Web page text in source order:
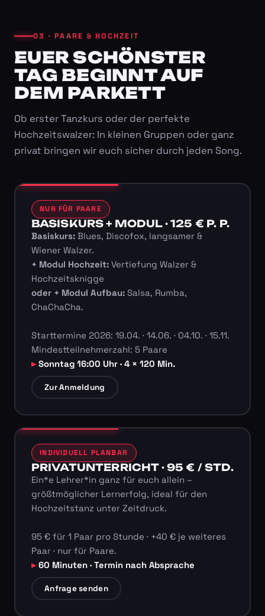
03 · PAARE & HOCHZEIT
EUER SCHÖNSTER
TAG BEGINNT AUF
DEM PARKETT
Ob erster Tanzkurs oder der perfekte
Hochzeitswalzer: In kleinen Gruppen oder ganz
privat bringen wir euch sicher durch jeden Song.
NUR FÜR PAARE
BASISKURS + MODUL · 125 € P. P.
Basiskurs:Blues, Discofox, langsamer &
Wiener Walzer.
+ Modul Hochzeit:Vertiefung Walzer &
Hochzeitsknigge
oder + Modul Aufbau:Salsa, Rumba,
ChaChaCha.
Starttermine 2026: 19.04. · 14.06. · 04.10. · 15.11.
Mindestteilnehmerzahl: 5 Paare
Sonntag 16:00 Uhr · 4 × 120 Min.
Zur Anmeldung
INDIVIDUELL PLANBAR
PRIVATUNTERRICHT · 95 € / STD.
Ein*e Lehrer*in ganz für euch allein –
größtmöglicher Lernerfolg, ideal für den
Hochzeitstanz unter Zeitdruck.
95 € für 1 Paar pro Stunde · +40 € je weiteres
Paar · nur für Paare.
60 Minuten · Termin nach Absprache
Anfrage senden